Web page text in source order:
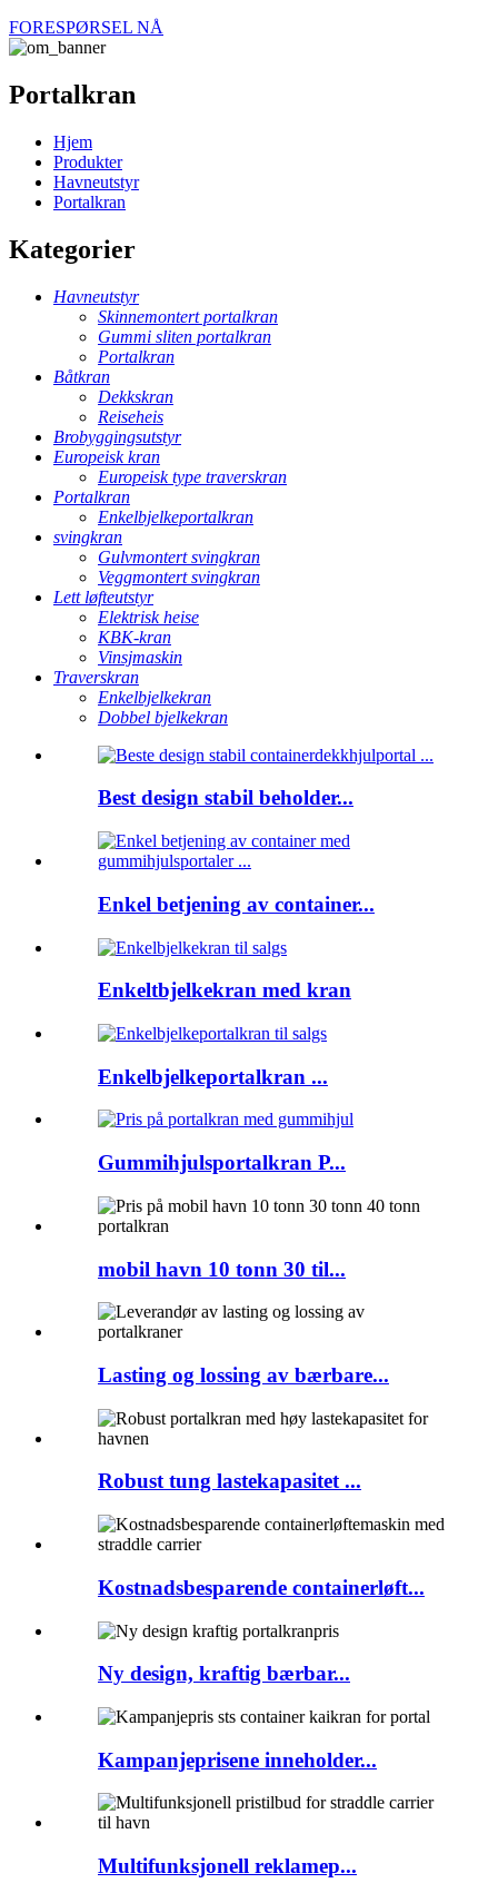
FORESPØRSEL NÅ
Portalkran
Hjem
Produkter
Havneutstyr
Portalkran
Kategorier
Havneutstyr
Skinnemontert portalkran
Gummi sliten portalkran
Portalkran
Båtkran
Dekkskran
Reiseheis
Brobyggingsutstyr
Europeisk kran
Europeisk type traverskran
Portalkran
Enkelbjelkeportalkran
svingkran
Gulvmontert svingkran
Veggmontert svingkran
Lett løfteutstyr
Elektrisk heise
KBK-kran
Vinsjmaskin
Traverskran
Enkelbjelkekran
Dobbel bjelkekran
Best design stabil beholder...
Enkel betjening av container...
Enkeltbjelkekran med kran
Enkelbjelkeportalkran ...
Gummihjulsportalkran P...
mobil havn 10 tonn 30 til...
Lasting og lossing av bærbare...
Robust tung lastekapasitet ...
Kostnadsbesparende containerløft...
Ny design, kraftig bærbar...
Kampanjeprisene inneholder...
Multifunksjonell reklamep...